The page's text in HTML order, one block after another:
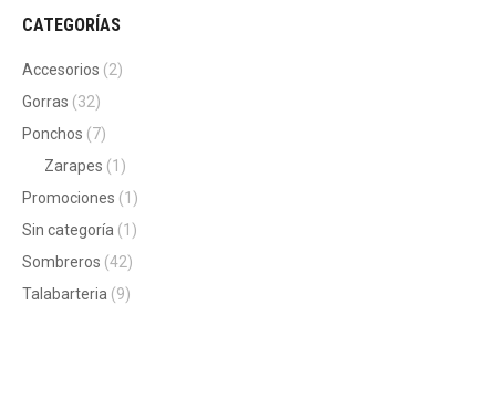
CATEGORÍAS
Accesorios (2)
Gorras (32)
Ponchos (7)
Zarapes (1)
Promociones (1)
Sin categoría (1)
Sombreros (42)
Talabarteria (9)